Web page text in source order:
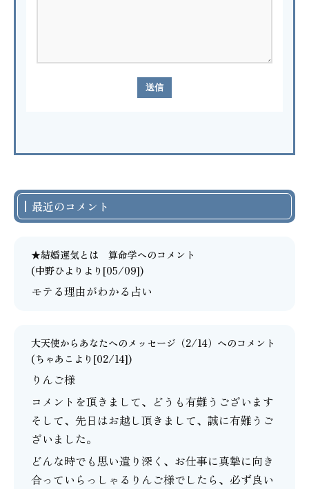
最近のコメント
★結婚運気とは 算命学へのコメント
(中野ひよりより[05/09])
モテる理由がわかる占い
大天使からあなたへのメッセージ（2/14） へのコメント
(ちゃあこ より[02/14])
りんご様
コメントを頂きまして、どうも有難うございます
そして、先日はお越し頂きまして、誠に有難うご
ざいました。
どんな時でも思い遣り深く、お仕事に真摯に向き
合っていらっしゃるりんご様でしたら、必ず良い